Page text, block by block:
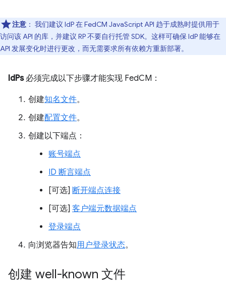
注意 ： 我们建议 IdP 在 FedCM JavaScript API 趋于成熟时提供用于
访问该 API 的库，并建议 RP 不要自行托管 SDK。这样可确保 IdP 能够在
API 发展变化时进行更改，而无需要求所有依赖方重新部署。
IdPs必须完成以下步骤才能实现 FedCM：
创建知名文件。
创建配置文件。
创建以下端点：
账号端点
ID 断言端点
[可选] 断开端点连接
[可选] 客户端元数据端点
登录端点
向浏览器告知用户登录状态。
创建 well-known 文件